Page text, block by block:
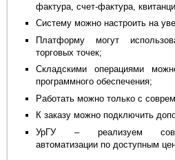
фактура, счет-фактура,
Систему можно настроить на
Платформу могут
торговых точек;
Складскими операциями
программного обеспечения;
Работать можно только с
К заказу можно подключить
УрГУ – реализуем
автоматизации по доступным